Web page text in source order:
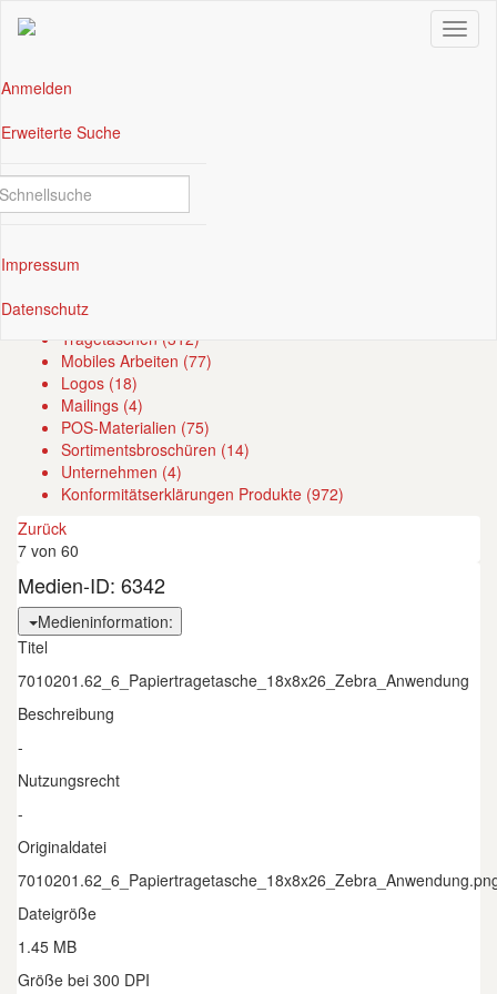
Anmelden
Erweiterte Suche(current)
Impressum
Datenschutz(current)
Mediennavigation
Kategorien
Organisieren & Präsentieren (689)
Zeichnen & Malen (41)
Tragetaschen (312)
Mobiles Arbeiten (77)
Logos (18)
Mailings (4)
POS-Materialien (75)
Sortimentsbroschüren (14)
Unternehmen (4)
Konformitätserklärungen Produkte (972)
Zurück
7 von 60
Medien-ID: 6342
Medieninformation:
Titel
7010201.62_6_Papiertragetasche_18x8x26_Zebra_Anwendung
Beschreibung
-
Nutzungsrecht
-
Originaldatei
Dateigröße
1.45 MB
Größe bei 300 DPI